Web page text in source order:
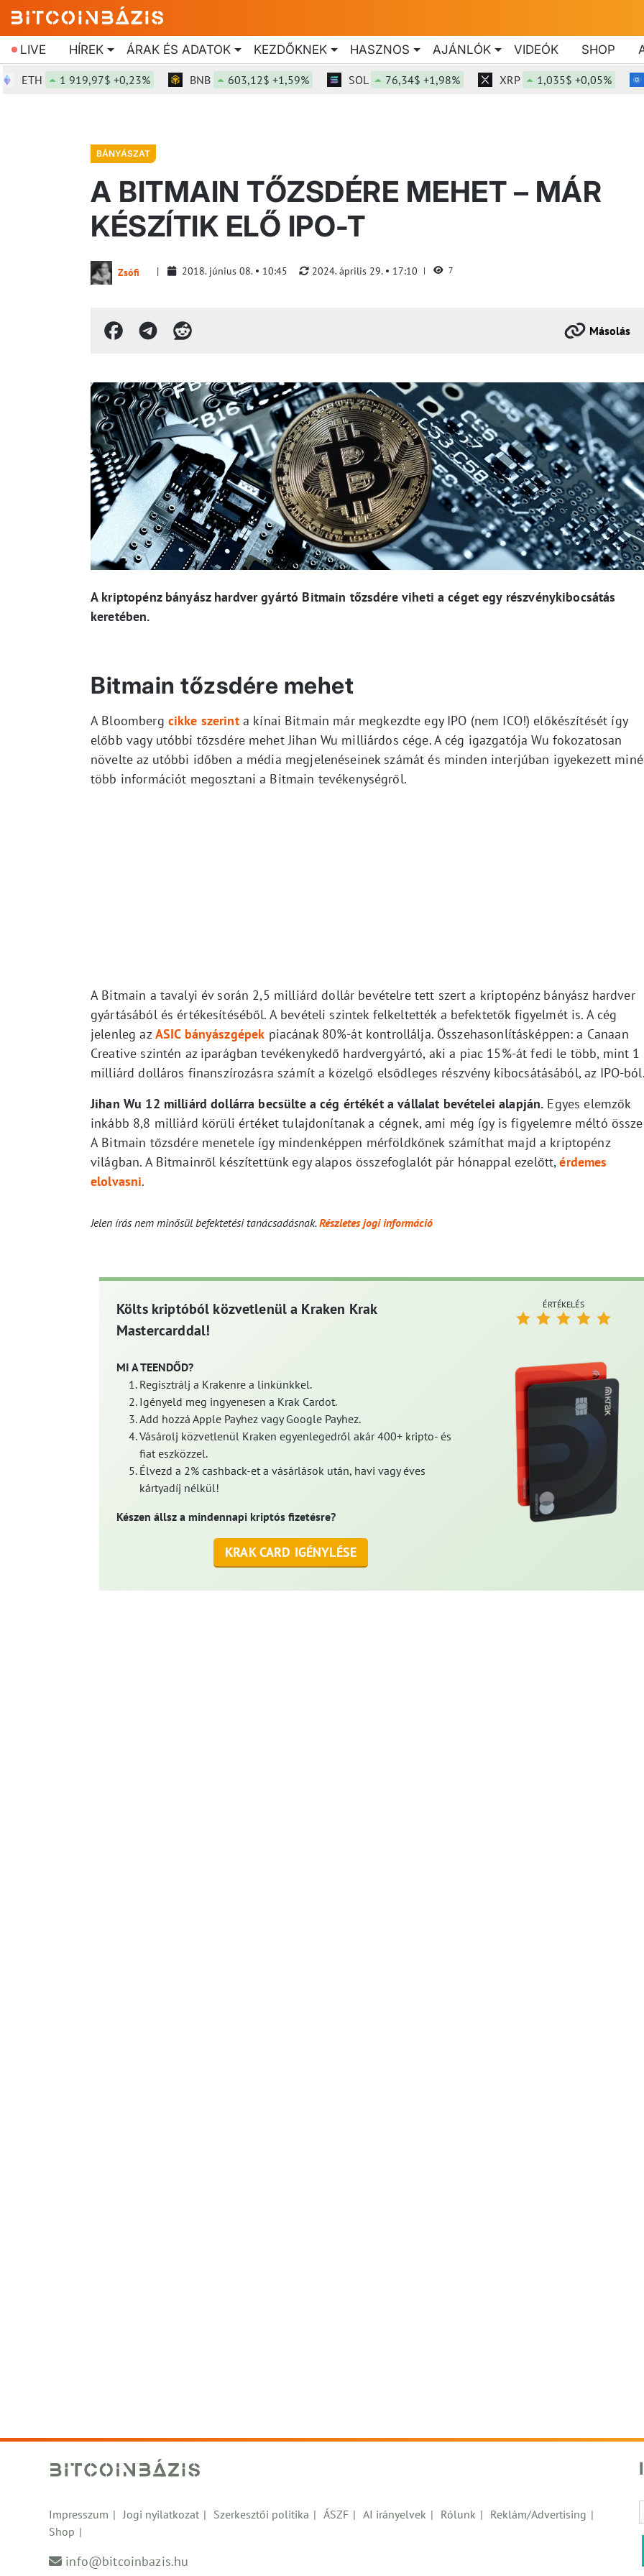
LIVE HÍREK ÁRAK ÉS ADATOK KEZDŐKNEK HASZNOS AJÁNLÓK VIDEÓK SHOP
ETH 1 919,97$ +0,23% BNB 603,12$ +1,59% SOL 76,34$ +1,98% XRP 1,035$ +0,05%
BÁNYÁSZAT
A BITMAIN TŐZSDÉRE MEHET – MÁR
KÉSZÍTIK ELŐ IPO-T
Zsófi 2018. június 08. 10:45 2024. április 29. 17:10 7
Másolás
A kriptopénz bányász hardver gyártó Bitmain tőzsdére viheti a céget egy részvénykibocsátás
keretében.
Bitmain tőzsdére mehet
A Bloomberg cikke szerinta kínai Bitmain már megkezdte egy IPO (nem ICO!) előkészítését így
előbb vagy utóbbi tőzsdére mehet Jihan Wu milliárdos cége. A cég igazgatója Wu fokozatosan
növelte az utóbbi időben a média megjelenéseinek számát és minden interjúban igyekezett
több információt megosztani a Bitmain tevékenységről.
A Bitmain a tavalyi év során 2,5 milliárd dollár bevételre tett szert a kriptopénz bányász hardver
gyártásából és értékesítéséből. A bevételi szintek felkeltették a befektetők figyelmét is. A cég
jelenleg azASIC bányászgépek piacának 80%-át kontrollálja. Összehasonlításképpen: a Canaan
Creative szintén az iparágban tevékenykedő hardvergyártó, aki a piac 15%-át fedi le több, mint 1
milliárd dolláros finanszírozásra számít a közelgő elsődleges részvény kibocsátásából, az IPO-
Jihan Wu 12 milliárd dollárra becsülte a cég értékét a vállalat bevételei alapján. Egyes elemzők
inkább 8,8 milliárd körüli értéket tulajdonítanak a cégnek, ami még így is figyelemre méltó
A Bitmain tőzsdére menetele így mindenképpen mérföldkőnek számíthat majd a kriptopénz
világban. A Bitmainről készítettünk egy alapos összefoglalót pár hónappal ezelőtt,érdemes
elolvasni.
Jelen írás nem minősül befektetési tanácsadásnak.Részletes jogi információ
Költs kriptóból közvetlenül a Kraken Krak
Mastercarddal!
MI A TEENDŐD?
Regisztrálj a Krakenre a linkünkkel.
Igényeld meg ingyenesen a Krak Cardot.
Add hozzá Apple Payhez vagy Google Payhez.
Vásárolj közvetlenül Kraken egyenlegedről akár 400+ kripto- és
fiat eszközzel.
Élvezd a 2% cashback-et a vásárlások után, havi vagy éves
kártyadíj nélkül!
Készen állsz a mindennapi kriptós fizetésre?
KRAK CARD IGÉNYLÉSE
ÉRTÉKELÉS
Impresszum Jogi nyilatkozat Szerkesztői politika ÁSZF AI irányelvek Rólunk
Reklám/Advertising
Shop
info@bitcoinbazis.hu